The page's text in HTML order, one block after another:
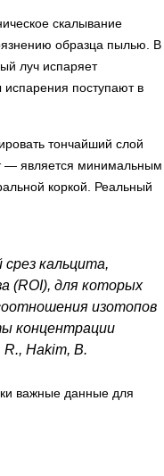
скалывание
образца пылью. В
луч испаряет
испарения поступают в
тончайший слой
— является минимальным
коркой. Реальный
кальцита,
(ROI), для которых
изотопов
концентрации
Hakim, B.
важные данные для